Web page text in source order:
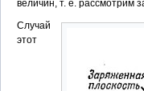
величин, т. е. рассмотрим
Случай
этот